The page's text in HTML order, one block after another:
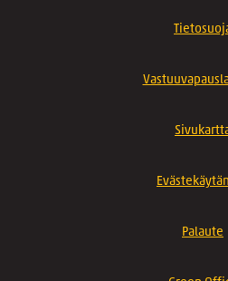
Palaute